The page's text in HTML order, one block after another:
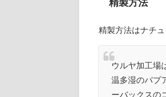
精製方法
精製方法はナチ
ウルヤ加工場
温多湿のパプ
ーバックスの